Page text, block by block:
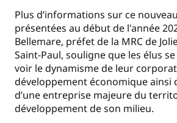
Plus d’informations sur ce
présentées au début de l'année
Bellemare, préfet de la MRC de
Saint-Paul, souligne que les élus
voir le dynamisme de leur
développement économique ainsi
d’une entreprise majeure du
développement de son milieu.